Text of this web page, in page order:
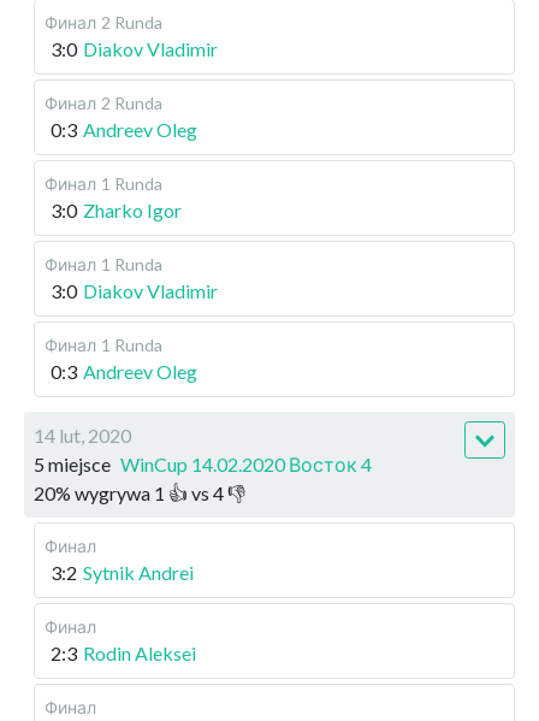
Финал 2 Runda
3:0 Diakov Vladimir
Финал 2 Runda
0:3 Andreev Oleg
Финал 1 Runda
3:0 Zharko Igor
Финал 1 Runda
3:0 Diakov Vladimir
Финал 1 Runda
0:3 Andreev Oleg
14 lut, 2020
5 miejsce WinCup 14.02.2020 Восток 4
20% wygrywa 1 👍 vs 4👎
Финал
3:2 Sytnik Andrei
Финал
2:3 Rodin Aleksei
Финал